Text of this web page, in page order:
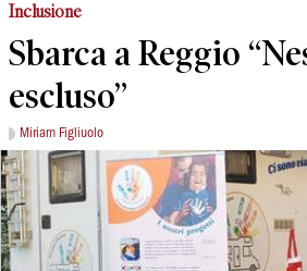
Inclusione
Sbarca a Reggio
escluso”
Miriam Figliuolo